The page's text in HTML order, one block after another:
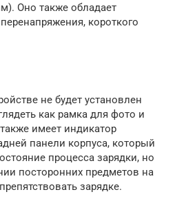
Оно также обладает
короткого
не будет установлен
как рамка для фото и
имеет индикатор
панели корпуса, который
процесса зарядки, но
посторонних предметов на
зарядке.